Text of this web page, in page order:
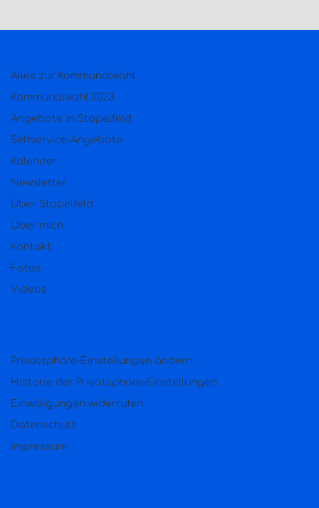
Alles zur Kommunalwahl
Kommunalwahl 2023
Angebote in Stapelfeld
Selfservice-Angebote
Kalender
Newsletter
Über Stapelfeld
Über mich
Kontakt
Fotos
Videos
Privatsphäre-Einstellungen ändern
Historie der Privatsphäre-Einstellungen
Einwilligungen widerrufen
Datenschutz
Impressum